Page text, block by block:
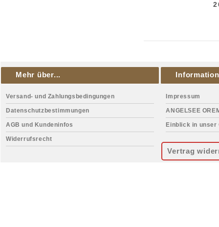
Mehr über...
Versand- und Zahlungsbedingungen
Datenschutzbestimmungen
AGB und Kundeninfos
Widerrufsrecht
Impressum
ANGELSEE
Einblick in unser
Vertrag